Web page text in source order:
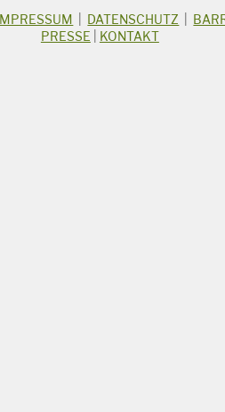
IMPRESSUM DATENSCHUTZ
PRESSE
KONTAKT